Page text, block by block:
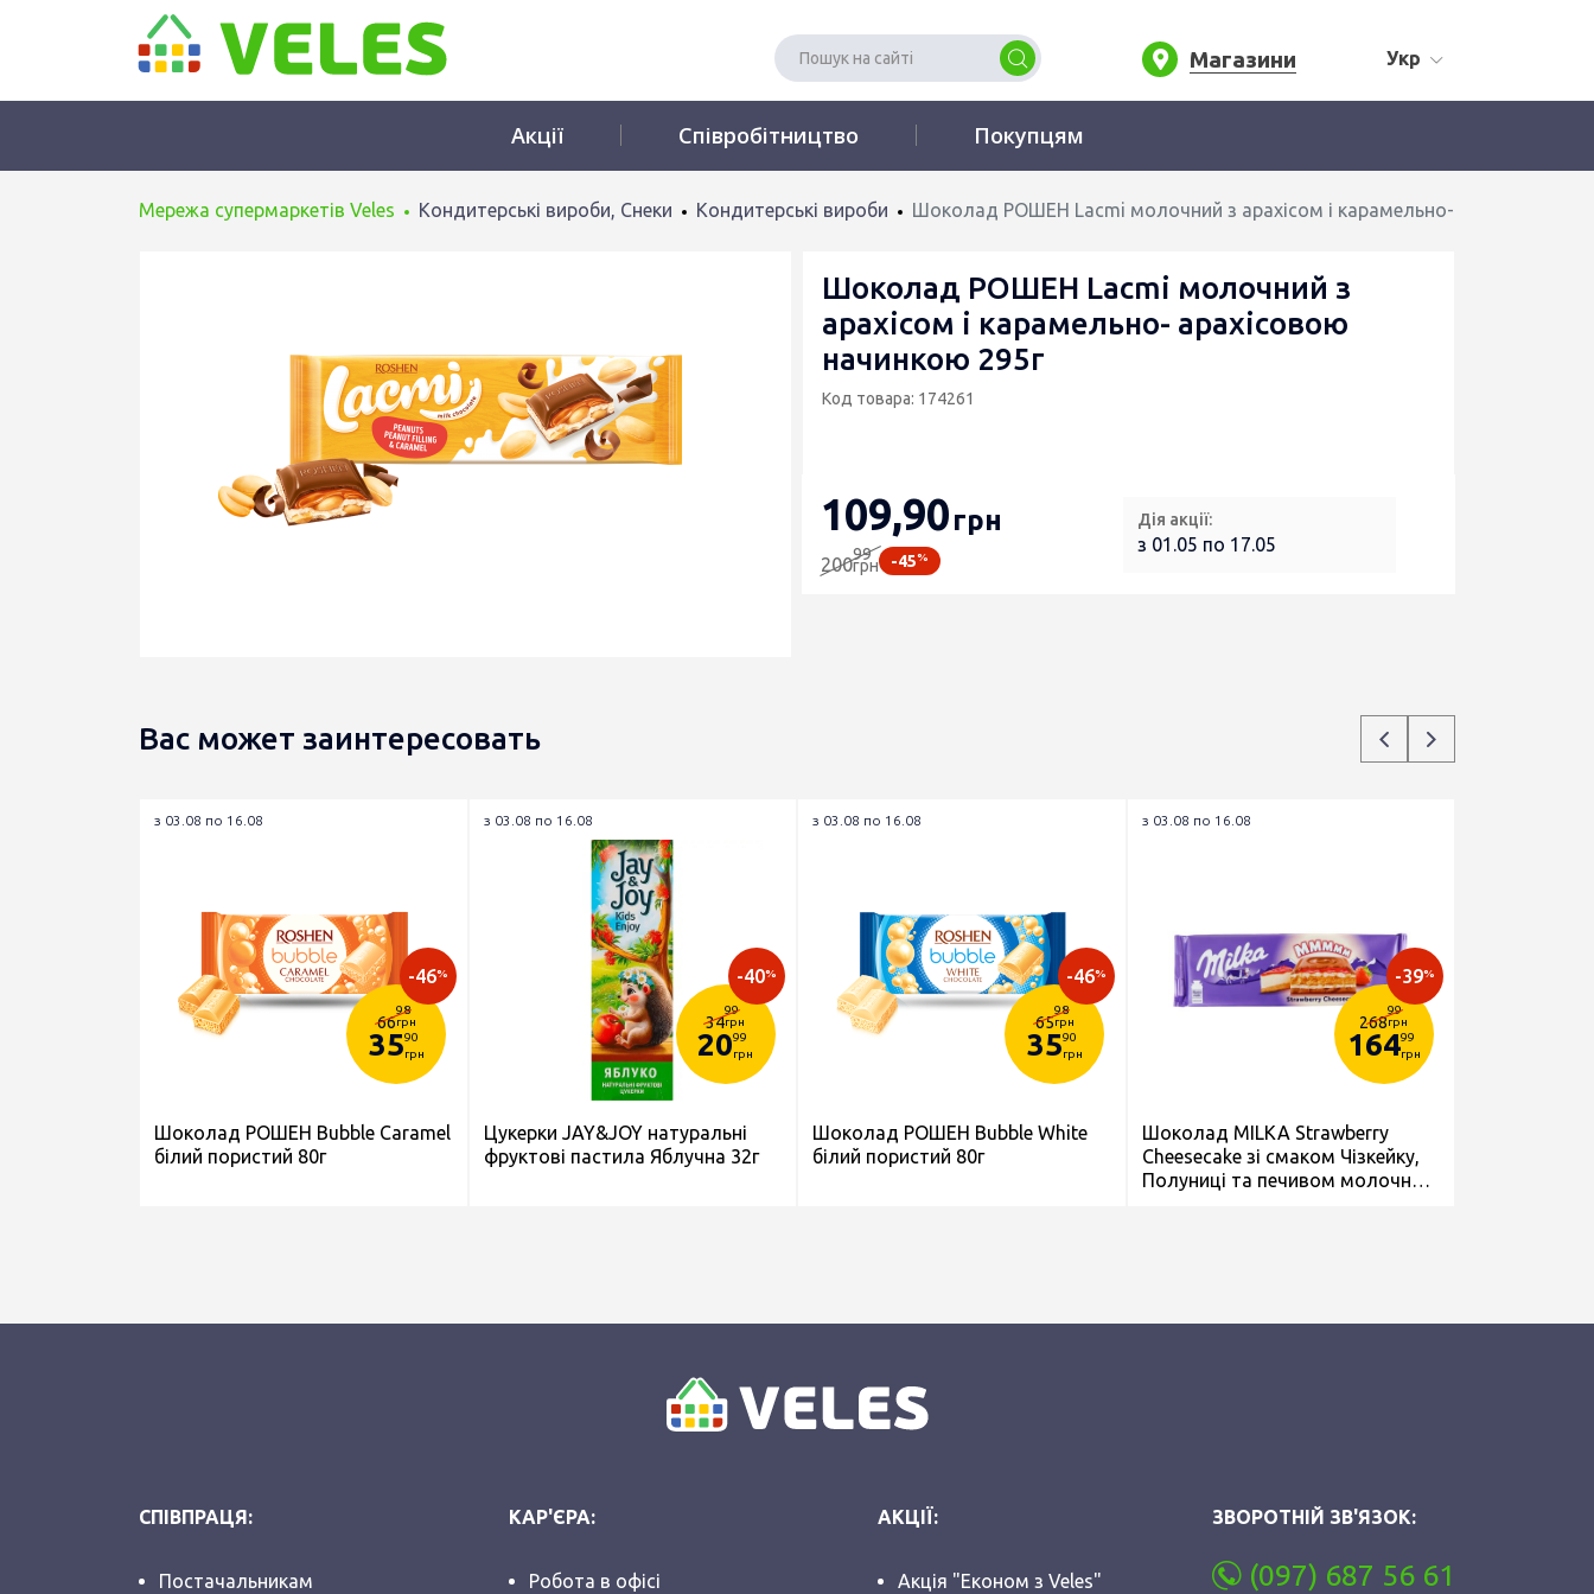
Магазини Укр
Акції Співробітництво Покупцям
Мережа супермаркетів Veles Кондитерські вироби, Снеки Кондитерські вироби Шоколад РОШЕН Lacmi молочний з арахісом і карамельно- арахісовою
Шоколад РОШЕН Lacmi молочний з
арахісом і карамельно- арахісовою
начинкою 295г
Код товара: 174261
109,90грн
20099
грн -45%
Дія акції:
з 01.05 по 17.05
Вас может заинтересовать
з 03.08 по 16.08
66
98
грн
3590
грн
-46%
Шоколад РОШЕН Bubble Caramel
білий пористий 80г
з 03.08 по 16.08
34
99
грн
2099
грн
-40%
Цукерки JAY&JOY натуральні
фруктові пастила Яблучна 32г
з 03.08 по 16.08
65
98
грн
3590
грн
-46%
Шоколад РОШЕН Bubble White
білий пористий 80г
з 03.08 по 16.08
268
99
грн
16499
грн
-39%
Шоколад MILKA Strawberry
Cheesecake зі смаком Чізкейку,
Полуниці та печивом молочний
СПІВПРАЦЯ:
Постачальникам
КАР'ЄРА:
Робота в офісі
АКЦІЇ:
Акція "Економ з Veles"
ЗВОРОТНІЙ ЗВ'ЯЗОК:
(097) 687 56 61